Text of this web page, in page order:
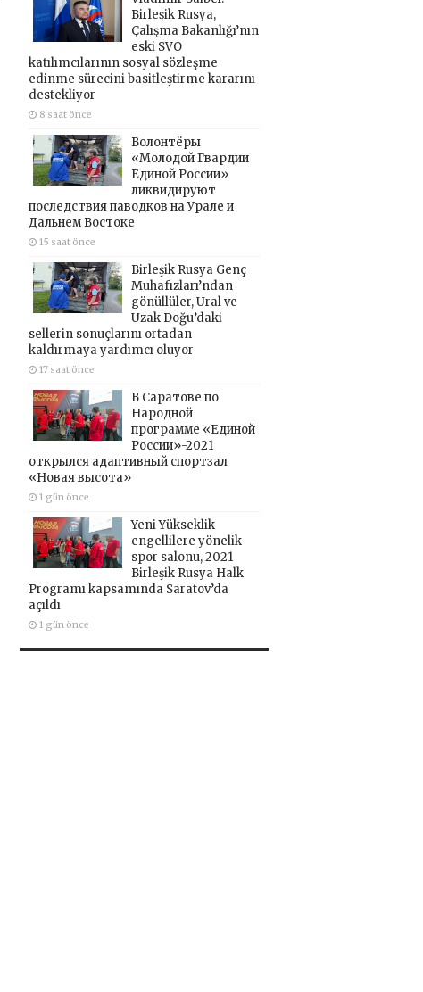
Birleşik Rusya,
Çalışma Bakanlığı’nın
eski SVO
katılımcılarının sosyal sözleşme
edinme sürecini basitleştirme kararını
destekliyor
8 saat önce
Волонтёры
«Молодой Гвардии
Единой России»
ликвидируют
последствия паводков на Урале и
Дальнем Востоке
15 saat önce
Birleşik Rusya Genç
Muhafızları’ndan
gönüllüler, Ural ve
Uzak Doğu’daki
sellerin sonuçlarını ortadan
kaldırmaya yardımcı oluyor
17 saat önce
В Саратове по
Народной
программе «Единой
России»-2021
открылся адаптивный спортзал
«Новая высота»
1 gün önce
Yeni Yükseklik
engellilere yönelik
spor salonu, 2021
Birleşik Rusya Halk
Programı kapsamında Saratov’da
açıldı
1 gün önce